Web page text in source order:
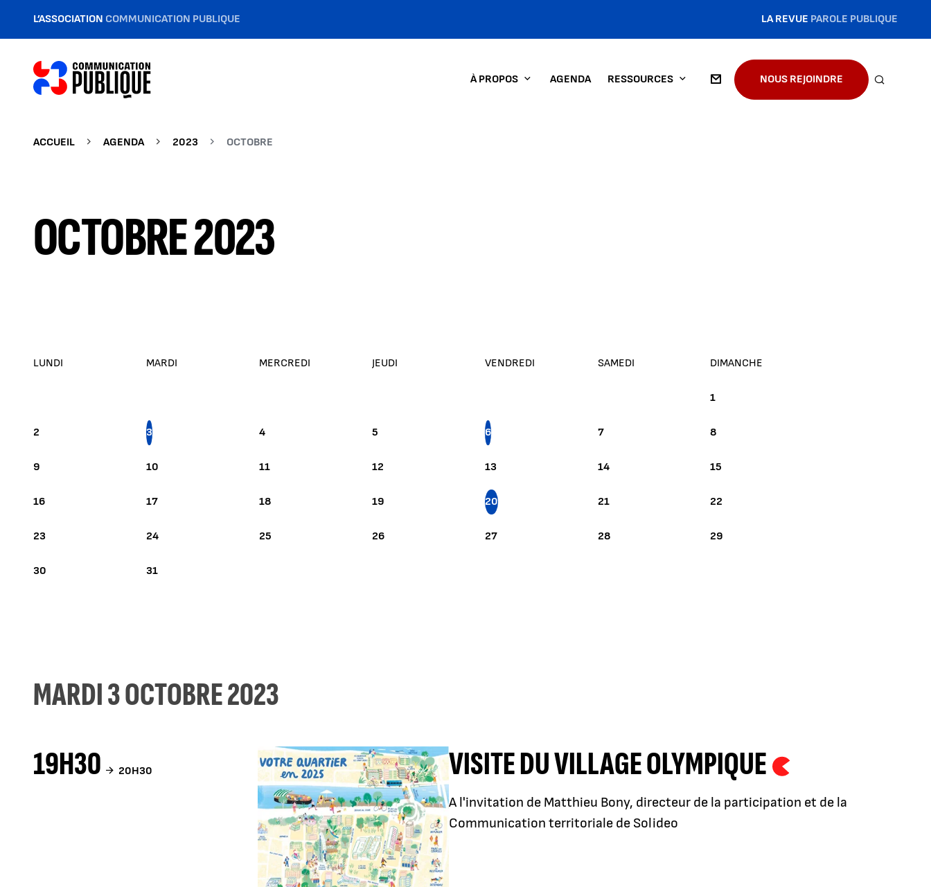
L’ASSOCIATION COMMUNICATION PUBLIQUE LA REVUE PAROLE PUBLIQUE
À PROPOS AGENDA RESSOURCES NOUS REJOINDRE
ACCUEIL AGENDA 2023 OCTOBRE
OCTOBRE 2023
LUNDI MARDI MERCREDI JEUDI VENDREDI SAMEDI DIMANCHE
1
2 3 4 5 6 7 8
9 10 11 12 13 14 15
16 17 18 19 20 21 22
23 24 25 26 27 28 29
30 31
MARDI 3 OCTOBRE 2023
VISITE DU VILLAGE OLYMPIQUE
19H30 20H30
A l'invitation de Matthieu Bony, directeur de la participation et de la
Communication territoriale de Solideo